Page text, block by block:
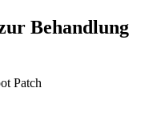
Behandlung
Patch